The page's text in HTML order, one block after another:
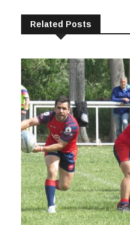
Related Posts